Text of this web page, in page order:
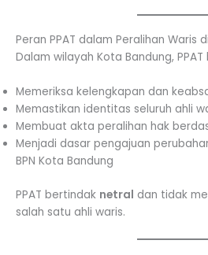
Peran PPAT dalam Peralihan Waris
Dalam wilayah Kota Bandung,
Memeriksa kelengkapan dan
Memastikan identitas seluruh ahli
Membuat akta peralihan hak
Menjadi dasar pengajuan
BPN Kota Bandung
PPAT bertindak netral dan tidak
salah satu ahli waris.